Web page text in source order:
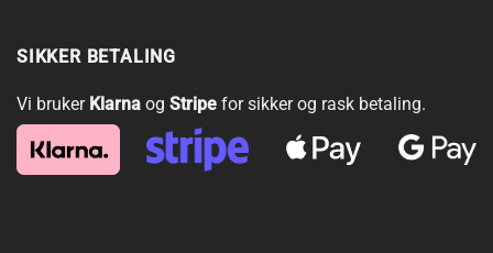
SIKKER BETALING
Vi bruker Klarna og Stripe for sikker og rask betaling.